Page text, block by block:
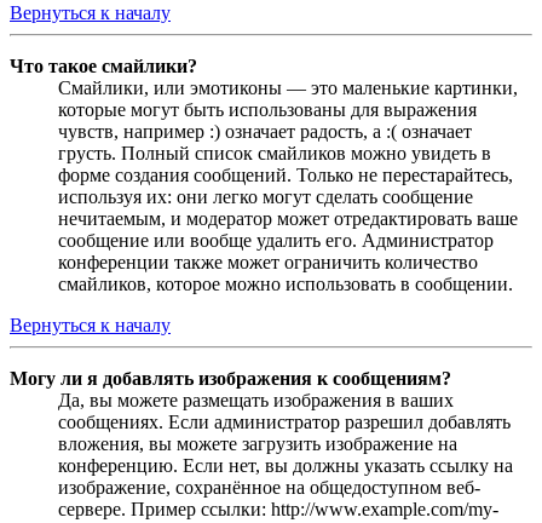
Вернуться к началу
Что такое смайлики?
Смайлики, или эмотиконы — это маленькие картинки,
которые могут быть использованы для выражения
чувств, например :) означает радость, а :( означает
грусть. Полный список смайликов можно увидеть в
форме создания сообщений. Только не перестарайтесь,
используя их: они легко могут сделать сообщение
нечитаемым, и модератор может отредактировать ваше
сообщение или вообще удалить его. Администратор
конференции также может ограничить количество
смайликов, которое можно использовать в сообщении.
Вернуться к началу
Могу ли я добавлять изображения к сообщениям?
Да, вы можете размещать изображения в ваших
сообщениях. Если администратор разрешил добавлять
вложения, вы можете загрузить изображение на
конференцию. Если нет, вы должны указать ссылку на
изображение, сохранённое на общедоступном веб-
сервере. Пример ссылки: http://www.example.com/my-